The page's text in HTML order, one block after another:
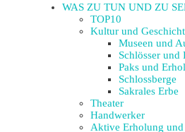
WAS ZU TUN UND ZU
TOP10
Kultur und
Museen und
Schlösser und
Paks und
Schlossberge
Sakrales Erbe
Theater
Handwerker
Aktive Erholung und